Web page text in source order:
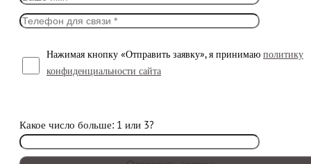
Нажимая кнопку «Отправить заявку», я принимаю политику
конфиденциальности сайта
Какое число больше: 1 или 3?